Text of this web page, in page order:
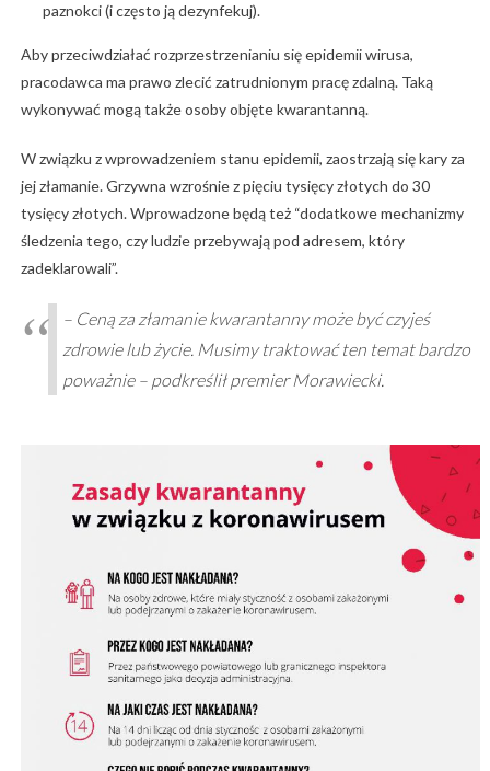
paznokci (i często ją dezynfekuj).
Aby przeciwdziałać rozprzestrzenianiu się epidemii wirusa,
pracodawca ma prawo zlecić zatrudnionym pracę zdalną. Taką
wykonywać mogą także osoby objęte kwarantanną.
W związku z wprowadzeniem stanu epidemii, zaostrzają się kary za
jej złamanie. Grzywna wzrośnie z pięciu tysięcy złotych do 30
tysięcy złotych. Wprowadzone będą też “dodatkowe mechanizmy
śledzenia tego, czy ludzie przebywają pod adresem, który
zadeklarowali”.
– Ceną za złamanie kwarantanny może być czyjeś
zdrowie lub życie. Musimy traktować ten temat bardzo
poważnie – podkreślił premier Morawiecki.